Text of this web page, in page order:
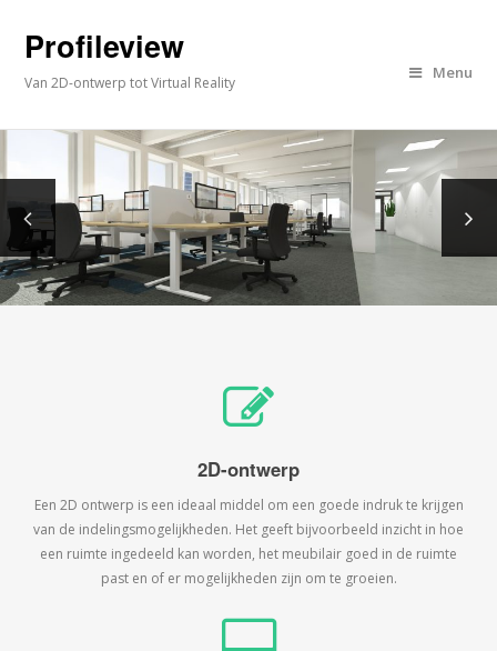
Profileview
Van 2D-ontwerp tot Virtual Reality
Menu
2D-ontwerp
Een 2D ontwerp is een ideaal middel om een goede indruk te krijgen
van de indelingsmogelijkheden. Het geeft bijvoorbeeld inzicht in hoe
een ruimte ingedeeld kan worden, het meubilair goed in de ruimte
past en of er mogelijkheden zijn om te groeien.